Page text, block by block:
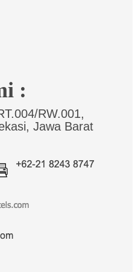
:
RW.001,
Jawa Barat